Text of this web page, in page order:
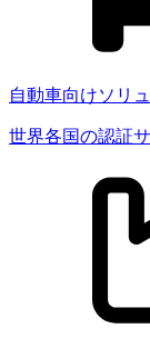
自動車向けソリ
世界各国の認証